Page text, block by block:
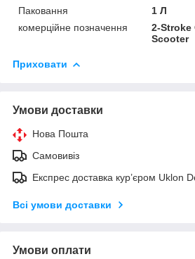
Паковання
1 Л
комерційне позначення
2-Stroke
Scooter
Приховати
Умови доставки
Нова Пошта
Самовивіз
Експрес доставка кур’єром Uklon
Всі умови доставки
Умови оплати